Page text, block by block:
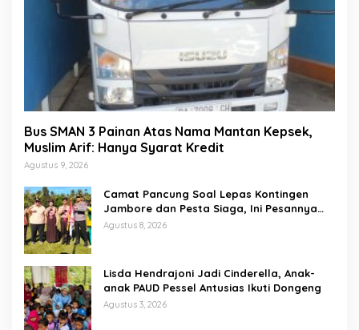
Bus SMAN 3 Painan Atas Nama Mantan Kepsek,
Muslim Arif: Hanya Syarat Kredit
Agustus 9, 2026
Camat Pancung Soal Lepas Kontingen
Jambore dan Pesta Siaga, Ini Pesannya
kepada Peserta
Agustus 8, 2026
Lisda Hendrajoni Jadi Cinderella, Anak-
anak PAUD Pessel Antusias Ikuti Dongeng
Agustus 3, 2026